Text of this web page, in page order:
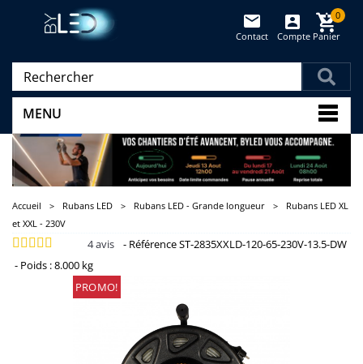
Panier
0
Compte
Contact
MENU
Accueil > Rubans LED > Rubans LED - Grande longueur >
Rubans LED XL
et XXL - 230V
4avis - RéférenceST-2835XXLD-120-65-230V-13.5-DW
- Poids :8.000 kg
PROMO!